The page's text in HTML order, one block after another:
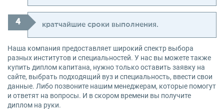
кратчайшие сроки выполнения.
Наша компания предоставляет широкий спектр выбора
разных институтов и специальностей. У нас вы можете также
купить диплом капитана, нужно только оставить заявку на
сайте, выбрать подходящий вуз и специальность, ввести свои
данные. Либо позвоните нашим менеджерам, которые помогут
и ответят на вопросы. И в скором времени вы получите
диплом на руки.